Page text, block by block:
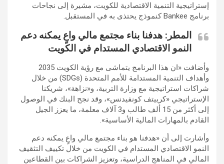
إستراتيجية التنمية الاقتصادية للكويت، مشيرة إلى نجاحات
برنامج Bankee كنموذج يحتذى به في المستقبل.
المطر: هدفنا بناء مجتمع مالي واعٍ يمكنه دعم
النمو الاقتصادي المستدام في الكويت
وأضافت «ان هذا البرنامج يتماشى مع رؤية الكويت 2035
وأهداف التنمية المستدامة للأمم المتحدة (SDGs) من خلال
شراكات استراتيجية مع وزارة التربية، و«نزاهة»، شريكنا
الإستراتيجي «كرييتف كونفيدنس»، وقد نجح البنك في الوصول
إلى أكثر من 15 ألف طالب و3 آلاف معلمة، ما يعزز الجيل
القادم بالمهارات المالية الأساسية».
وأشارت إلى أن «هدفنا هو بناء مجتمع مالي واعٍ يمكنه دعم
النمو الاقتصادي المستدام في الكويت من خلال تكييف التثقيف
المالي في المناهج الدراسية، وتعزيز الشراكات بين القطاعين